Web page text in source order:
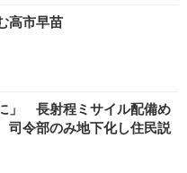
高市早苗
」 長射程ミサイル配備め
令部のみ地下化し住民説